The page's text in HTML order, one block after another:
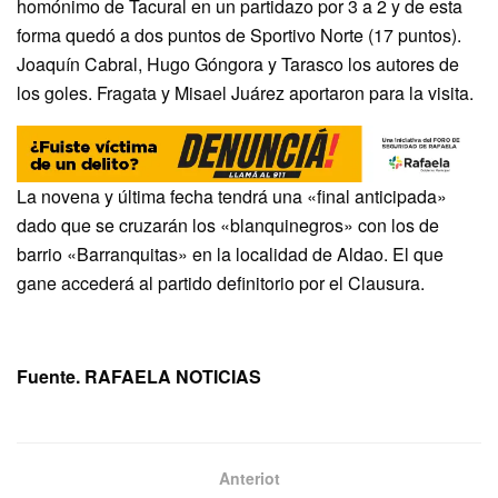
homónimo de Tacural en un partidazo por 3 a 2 y de esta
forma quedó a dos puntos de Sportivo Norte (17 puntos).
Joaquín Cabral, Hugo Góngora y Tarasco los autores de
los goles. Fragata y Misael Juárez aportaron para la visita.
La novena y última fecha tendrá una «final anticipada»
dado que se cruzarán los «blanquinegros» con los de
barrio «Barranquitas» en la localidad de Aldao. El que
gane accederá al partido definitorio por el Clausura.
Fuente. RAFAELA NOTICIAS
Anteriot